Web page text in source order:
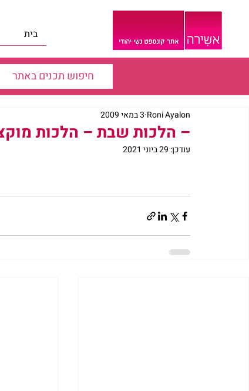
בית
– הלכות שבת – הלכות
Roni Ayalon 3 במאי 2009
עודכן: 29 ביוני 2021